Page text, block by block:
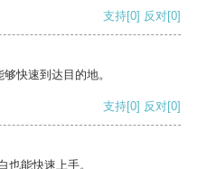
支持[0] 反对[0]
快速到达目的地。
支持[0] 反对[0]
也能快速上手。